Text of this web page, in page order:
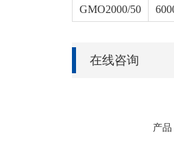
GMO2000/50
在线咨询
产品